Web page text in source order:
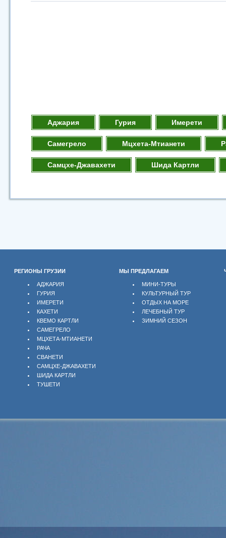
Аджария Гурия Имерети
Самегрело Мцхета-Мтианети
Самцхе-Джавахети Шида Картли
РЕГИОНЫ ГРУЗИИ МЫ ПРЕДЛАГАЕМ
АДЖАРИЯ
ГУРИЯ
ИМЕРЕТИ
КАХЕТИ
КВЕМО КАРТЛИ
САМЕГРЕЛО
МЦХЕТА-МТИАНЕТИ
РАЧА
СВАНЕТИ
САМЦХЕ-ДЖАВАХЕТИ
ШИДА КАРТЛИ
ТУШЕТИ
МИНИ-ТУРЫ
КУЛЬТУРНЫЙ ТУР
ОТДЫХ НА МОРЕ
ЛЕЧЕБНЫЙ ТУР
ЗИМНИЙ СЕЗОН